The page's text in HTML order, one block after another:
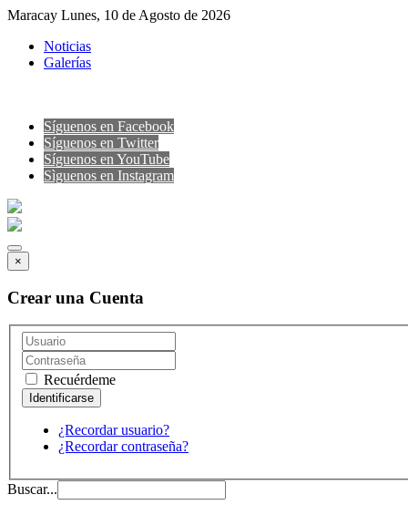
Maracay Lunes, 10 de Agosto de 2026
Noticias
Galerías
Síguenos en Facebook
Síguenos en Twitter
Síguenos en YouTube
Sìguenos en Instagram
×
Crear una Cuenta
Recuérdeme
¿Recordar usuario?
¿Recordar contraseña?
Buscar...